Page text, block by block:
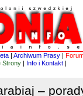
| Archiwum Prasy |
Strony | Info i Kontakt |
–